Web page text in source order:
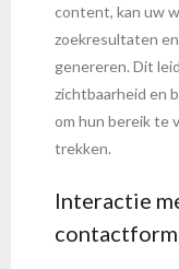
content, kan uw
zoekresultaten
genereren. Dit
zichtbaarheid en
om hun bereik te
trekken.
Interactie